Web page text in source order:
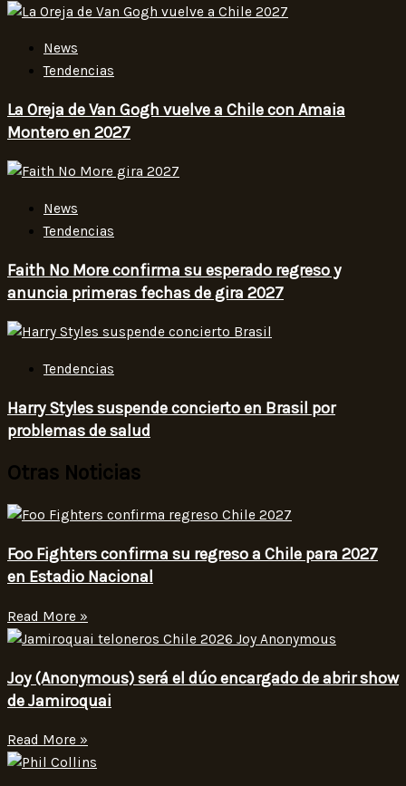
News
Tendencias
La Oreja de Van Gogh vuelve a Chile con Amaia
Montero en 2027
News
Tendencias
Faith No More confirma su esperado regreso y
anuncia primeras fechas de gira 2027
Tendencias
Harry Styles suspende concierto en Brasil por
problemas de salud
Otras Noticias
Foo Fighters confirma su regreso a Chile para 2027
en Estadio Nacional
Read More »
Joy (Anonymous) será el dúo encargado de abrir show
de Jamiroquai
Read More »